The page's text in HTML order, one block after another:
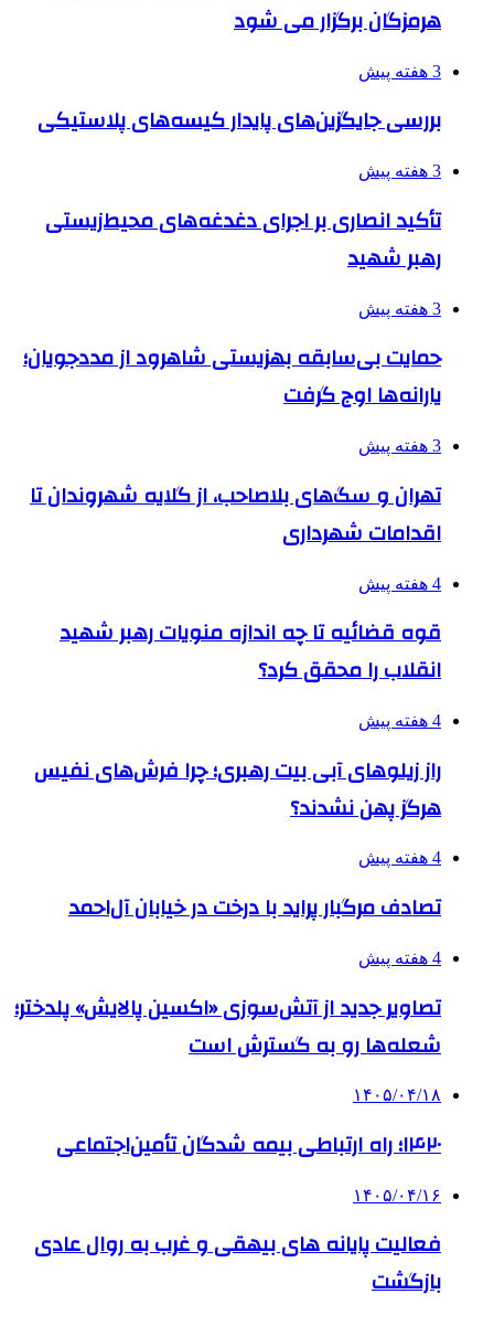
هرمزگان برگزار می شود
3 هفته پیش
بررسی جایگزین‌های پایدار کیسه‌های پلاستیکی
3 هفته پیش
تأکید انصاری بر اجرای دغدغه‌های محیط‌زیستی
رهبر شهید
3 هفته پیش
حمایت بی‌سابقه بهزیستی شاهرود از مددجویان؛
یارانه‌ها اوج گرفت
3 هفته پیش
تهران و سگ‌های بلاصاحب، از گلایه شهروندان تا
اقدامات شهرداری
4 هفته پیش
قوه قضائیه تا چه اندازه منویات رهبر شهید
انقلاب را محقق کرد؟
4 هفته پیش
راز زیلوهای آبی بیت رهبری؛ چرا فرش‌های نفیس
هرگز پهن نشدند؟
4 هفته پیش
تصادف مرگبار پراید با درخت در خیابان آل‌احمد
4 هفته پیش
تصاویر جدید از آتش‌سوزی «اکسین پالایش» پلدختر؛
شعله‌ها رو به گسترش است
۱۴۰۵/۰۴/۱۸
۱۴۲۰؛ راه ارتباطی بیمه شدگان تأمین‌اجتماعی
۱۴۰۵/۰۴/۱۶
فعالیت پایانه های بیهقی و غرب به روال عادی
بازگشت